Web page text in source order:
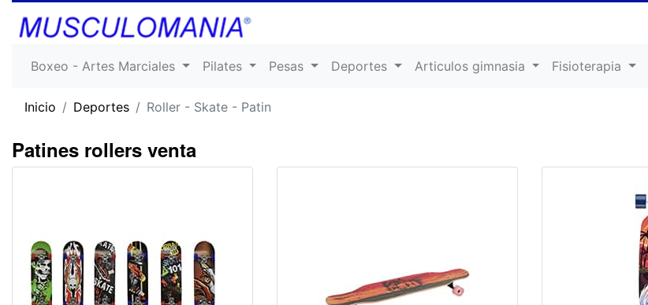
Boxeo - Artes Marciales Pilates Pesas Deportes Articulos gimnasia Fisioterapia
Inicio Deportes Roller - Skate - Patin
Patines rollers venta